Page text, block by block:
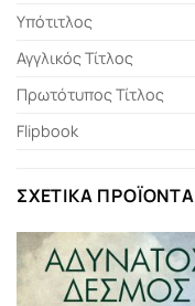
Υπότιτλος
Αγγλικός Τίτλος
Πρωτότυπος Τίτλος
Flipbook
ΣΧΕΤΙΚΆ ΠΡΟΪΌΝΤΑ